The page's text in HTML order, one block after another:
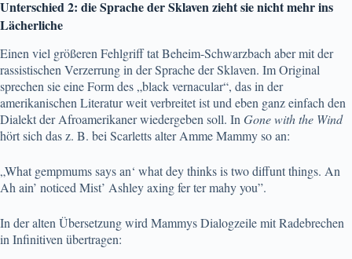
Unterschied 2: die Sprache der Sklaven zieht sie nicht mehr ins
Lächerliche
Einen viel größeren Fehlgriff tat Beheim-Schwarzbach aber mit der
rassistischen Verzerrung in der Sprache der Sklaven. Im Original
sprechen sie eine Form des „black vernacular“, das in der
amerikanischen Literatur weit verbreitet ist und eben ganz einfach den
Dialekt der Afroamerikaner wiedergeben soll. InGone with the Wind
hört sich das z. B. bei Scarletts alter Amme Mammy so an:
„What gempmums says an‘ what dey thinks is two diffunt things. An
Ah ain’ noticed Mist’ Ashley axing fer ter mahy you”.
In der alten Übersetzung wird Mammys Dialogzeile mit Radebrechen
in Infinitiven übertragen: